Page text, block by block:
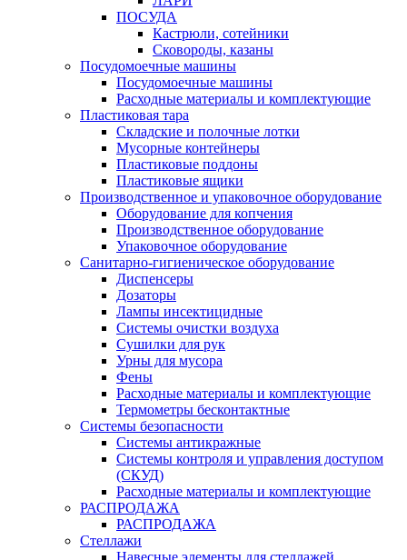
ПОСУДА
Кастрюли, сотейники
Сковороды, казаны
Посудомоечные машины
Посудомоечные машины
Расходные материалы и комплектующие
Пластиковая тара
Складские и полочные лотки
Мусорные контейнеры
Пластиковые поддоны
Пластиковые ящики
Производственное и упаковочное оборудование
Оборудование для копчения
Производственное оборудование
Упаковочное оборудование
Санитарно-гигиеническое оборудование
Диспенсеры
Дозаторы
Лампы инсектицидные
Системы очистки воздуха
Сушилки для рук
Урны для мусора
Фены
Расходные материалы и комплектующие
Термометры бесконтактные
Системы безопасности
Системы антикражные
Системы контроля и управления доступом
(СКУД)
Расходные материалы и комплектующие
РАСПРОДАЖА
РАСПРОДАЖА
Стеллажи
Навесные элементы для стеллажей